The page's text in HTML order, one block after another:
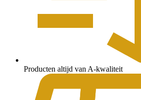
Producten altijd van A-kwaliteit